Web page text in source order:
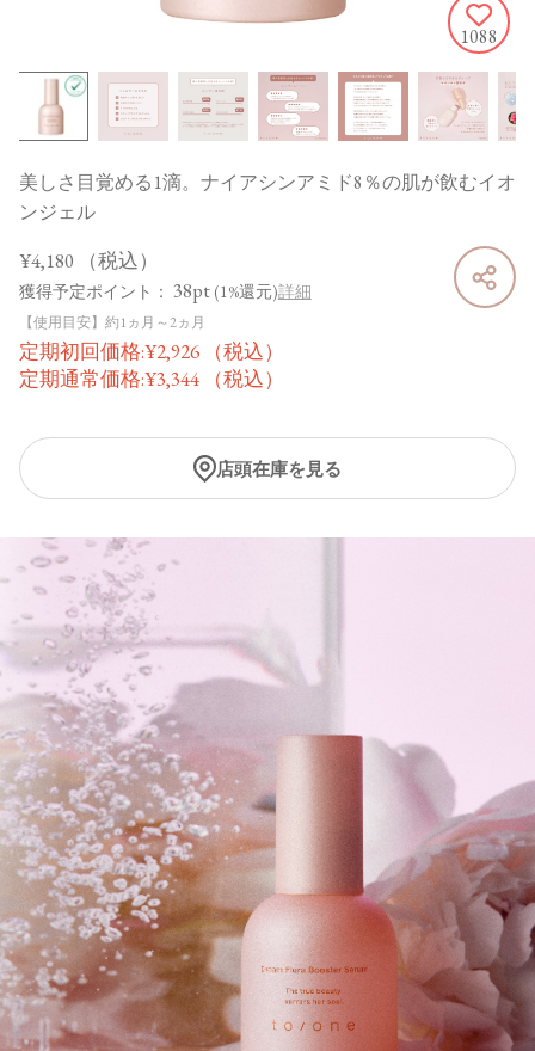
1088
美しさ目覚める1滴。ナイアシンアミド8％の肌が飲むイオ
ンジェル
¥4,180 （税込）
獲得予定ポイント： 38pt (1%還元)詳細
【使用目安】約1ヵ月～2ヵ月
定期初回価格:¥2,926（税込）
定期通常価格:¥3,344（税込）
店頭在庫を見る